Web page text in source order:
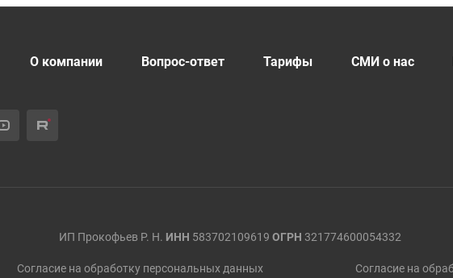
О компании Вопрос-ответ Тарифы СМИ о нас
ИП Прокофьев Р. Н. ИНН 583702109619 ОГРН 321774600054332
Согласие на обработку персональных данных Согласие на